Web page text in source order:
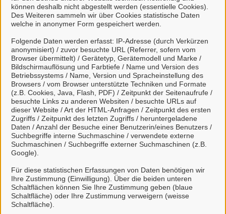
können deshalb nicht abgestellt werden (essentielle Cookies).
Des Weiteren sammeln wir über Cookies statistische Daten
welche in anonymer Form gespeichert werden.
Folgende Daten werden erfasst: IP-Adresse (durch Verkürzen
anonymisiert) / zuvor besuchte URL (Referrer, sofern vom
Browser übermittelt) / Gerätetyp, Gerätemodell und Marke /
Bildschirmauflösung und Farbtiefe / Name und Version des
Betriebssystems / Name, Version und Spracheinstellung des
Browsers / vom Browser unterstützte Techniken und Formate
(z.B. Cookies, Java, Flash, PDF) / Zeitpunkt der Seitenaufrufe /
besuchte Links zu anderen Websiten / besuchte URLs auf
dieser Website / Art der HTML-Anfragen / Zeitpunkt des ersten
Zugriffs / Zeitpunkt des letzten Zugriffs / heruntergeladene
Daten / Anzahl der Besuche einer Benutzerin/eines Benutzers /
Suchbegriffe interne Suchmaschine / verwendete externe
Suchmaschinen / Suchbegriffe externer Suchmaschinen (z.B.
Google).
Für diese statistischen Erfassungen von Daten benötigen wir
Ihre Zustimmung (Einwilligung). Über die beiden unteren
Schaltflächen können Sie Ihre Zustimmung geben (blaue
Schaltfläche) oder Ihre Zustimmung verweigern (weisse
Schaltfläche).
Stadtteilmanagement Neustadt-Heese / Stadtteilbüro
U
Unterhaltsvorschuss Bewilligung (Landkreis Celle)
Z
Zusätzliche Leistungen für Kinder mit Behinderungen
in Krippen und Kindergärten Bewilligung (Stadt
Celle)